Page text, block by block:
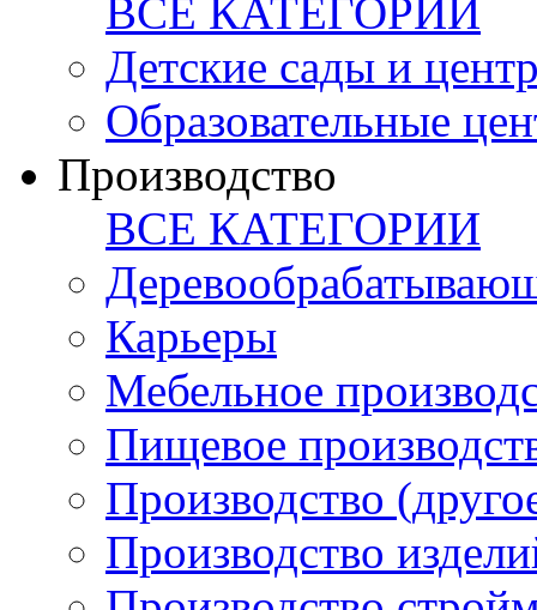
ВСЕ КАТЕГОРИИ
Детские сады и
Образовательные
Производство
ВСЕ КАТЕГОРИИ
Карьеры
Мебельное
Пищевое
Производство
Производство